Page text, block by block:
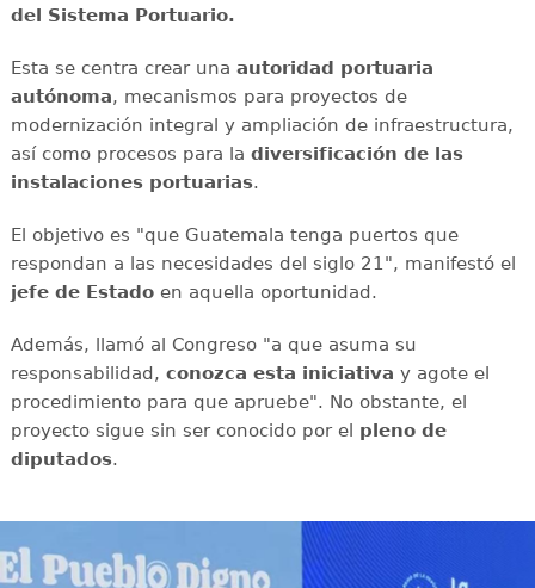
del Sistema Portuario.
Esta se centra crear una autoridad portuaria
autónoma, mecanismos para proyectos de
modernización integral y ampliación de infraestructura,
así como procesos para la diversificación de las
instalaciones portuarias.
El objetivo es "que Guatemala tenga puertos que
respondan a las necesidades del siglo 21", manifestó el
jefe de Estadoen aquella oportunidad.
Además, llamó al Congreso "a que asuma su
responsabilidad, conozca esta iniciativa y agote el
procedimiento para que apruebe". No obstante, el
proyecto sigue sin ser conocido por el pleno de
diputados.